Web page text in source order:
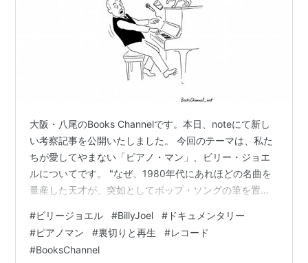
大阪・八尾のBooks Channelです。本日、noteにて新し
い考察記事を公開いたしました。 今回のテーマは、私た
ちが愛してやまない「ピアノ・マン」、ビリー・ジョエ
ルについてです。 "なぜ、1980年代にあれほどの名曲を
量産した天才が、突如としてポップ・ソングの筆を置い
問。最新のドキュメンタリーや当時の記録を紐解き、
Books Channelなりの視点でその「深奥」を研究してみ
ました。 ■ 100億円超の裏切りと、芸術家のプライド 研
#ビリージョエル #BillyJoel # ドキュメンタリー
#ピアノマン #裏切りと再生 #レコード
#BooksChannel